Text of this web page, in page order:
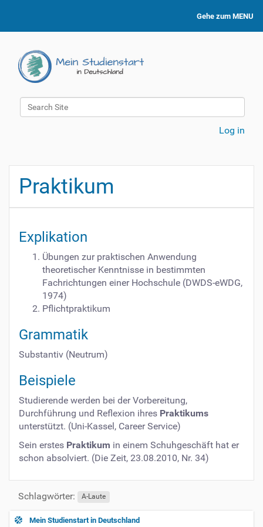
Gehe zum MENU
Search Site
Log in
Praktikum
Explikation
Übungen zur praktischen Anwendung
theoretischer Kenntnisse in bestimmten
Fachrichtungen einer Hochschule (DWDS-eWDG,
1974)
Pflichtpraktikum
Grammatik
Substantiv (Neutrum)
Beispiele
Studierende werden bei der Vorbereitung,
Durchführung und Reflexion ihres Praktikums
unterstützt. (Uni-Kassel, Career Service)
Sein erstes Praktikum in einem Schuhgeschäft hat er
schon absolviert. (Die Zeit, 23.08.2010, Nr. 34)
Schlagwörter: A-Laute
Mein Studienstart in Deutschland